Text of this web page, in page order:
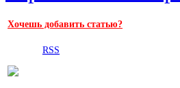
Хочешь добавить статью?
RSS